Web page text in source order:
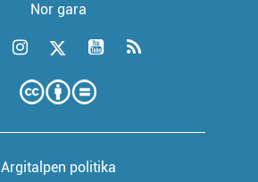
Nor gara
Argitalpen politika